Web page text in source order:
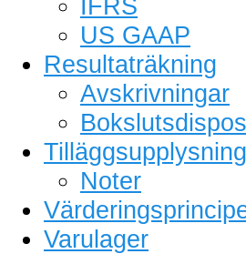
US GAAP
Resultaträkning
Avskrivningar
Noter
Varulager